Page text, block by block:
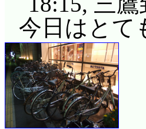
今日はとて